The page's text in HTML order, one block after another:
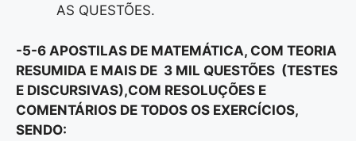
AS QUESTÕES.
-5-6 APOSTILAS DE MATEMÁTICA, COM TEORIA
RESUMIDA E MAIS DE 3 MIL QUESTÕES (TESTES
E DISCURSIVAS),COM RESOLUÇÕES E
COMENTÁRIOS DE TODOS OS EXERCÍCIOS,
SENDO: